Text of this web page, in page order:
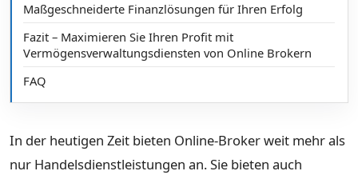
Maßgeschneiderte Finanzlösungen für Ihren Erfolg
Fazit – Maximieren Sie Ihren Profit mit
Vermögensverwaltungsdiensten von Online Brokern
FAQ
In der heutigen Zeit bieten Online-Broker weit mehr als
nur Handelsdienstleistungen an. Sie bieten auch